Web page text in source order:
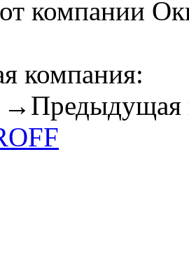
компании
компания:
→ Предыдущая